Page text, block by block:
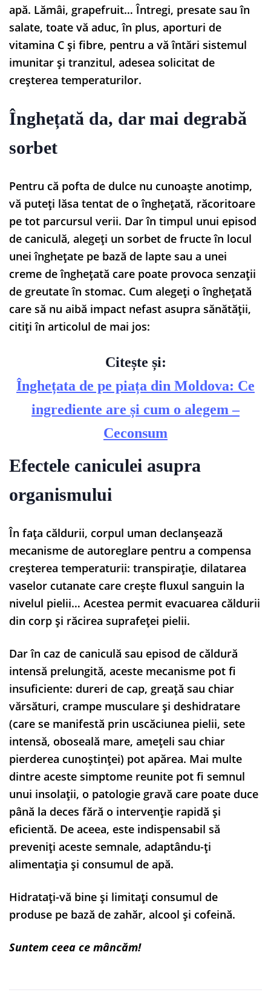
apă. Lămâi, grapefruit… Întregi, presate sau în
salate, toate vă aduc, în plus, aporturi de
vitamina C și fibre, pentru a vă întări sistemul
imunitar și tranzitul, adesea solicitat de
creșterea temperaturilor.
Înghețată da, dar mai degrabă
sorbet
Pentru că pofta de dulce nu cunoaște anotimp,
vă puteți lăsa tentat de o înghețată, răcoritoare
pe tot parcursul verii. Dar în timpul unui episod
de caniculă, alegeți un sorbet de fructe în locul
unei înghețate pe bază de lapte sau a unei
creme de înghețată care poate provoca senzații
de greutate în stomac. Cum alegeți o înghețată
care să nu aibă impact nefast asupra sănătății,
citiți în articolul de mai jos:
Citește și:
Înghețata de pe piața din Moldova: Ce
ingrediente are și cum o alegem –
Ceconsum
Efectele caniculei asupra
organismului
În fața căldurii, corpul uman declanșează
mecanisme de autoreglare pentru a compensa
creșterea temperaturii: transpirație, dilatarea
vaselor cutanate care crește fluxul sanguin la
nivelul pielii… Acestea permit evacuarea căldurii
din corp și răcirea suprafeței pielii.
Dar în caz de caniculă sau episod de căldură
intensă prelungită, aceste mecanisme pot fi
insuficiente: dureri de cap, greață sau chiar
vărsături, crampe musculare și deshidratare
(care se manifestă prin uscăciunea pielii, sete
intensă, oboseală mare, amețeli sau chiar
pierderea cunoștinței) pot apărea. Mai multe
dintre aceste simptome reunite pot fi semnul
unui insolații, o patologie gravă care poate duce
până la deces fără o intervenție rapidă și
eficientă. De aceea, este indispensabil să
preveniți aceste semnale, adaptându-ți
alimentația și consumul de apă.
Hidratați-vă bine și limitați consumul de
produse pe bază de zahăr, alcool și cofeină.
Suntem ceea ce mâncăm!